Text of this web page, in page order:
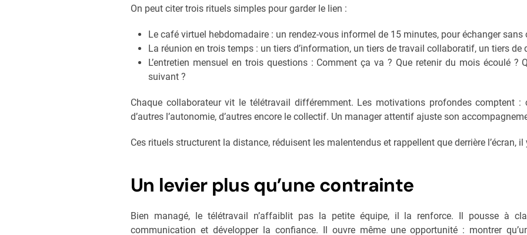
On peut citer trois rituels simples pour garder le lien :
Le café virtuel hebdomadaire : un rendez-vous informel de 15 minutes, pour échanger sans
La réunion en trois temps : un tiers d’information, un tiers de travail collaboratif, un tiers de
L’entretien mensuel en trois questions : Comment ça va ? Que retenir du mois écoulé ?
suivant ?
Chaque collaborateur vit le télétravail différemment. Les motivations profondes comptent :
d’autres l’autonomie, d’autres encore le collectif. Un manager attentif ajuste son
Ces rituels structurent la distance, réduisent les malentendus et rappellent que derrière l’écran, il
Un levier plus qu’une contrainte
Bien managé, le télétravail n’affaiblit pas la petite équipe, il la renforce. Il pousse à
communication et développer la confiance. Il ouvre même une opportunité : montrer